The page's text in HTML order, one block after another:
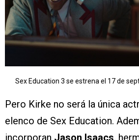
Sex Education 3 se estrena el 17 de
Pero Kirke no será la única
elenco de Sex Education.
incorporan Jason Isaacs,